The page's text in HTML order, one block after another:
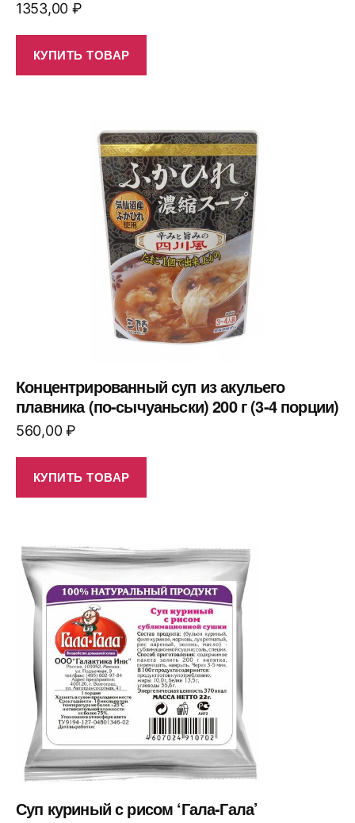
1353,00 ₽
КУПИТЬ ТОВАР
Концентрированный суп из акульего
плавника (по-сычуаньски) 200 г (3-4 порции)
560,00₽
КУПИТЬ ТОВАР
Суп куриный с рисом ‘Гала-Гала’